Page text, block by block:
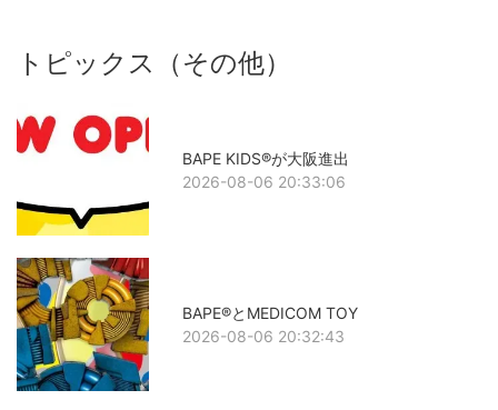
トピックス（その他）
BAPE KIDS®が大阪進出
2026-08-06 20:33:06
BAPE®とMEDICOM TOY
2026-08-06 20:32:43